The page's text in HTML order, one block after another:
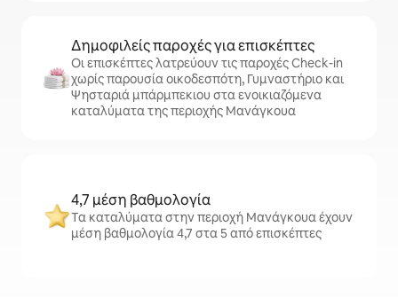
Δημοφιλείς παροχές για επισκέπτες
Οι επισκέπτες λατρεύουν τις παροχές Check-in
χωρίς παρουσία οικοδεσπότη, Γυμναστήριο και
Ψησταριά μπάρμπεκιου στα ενοικιαζόμενα
καταλύματα της περιοχής Μανάγκουα
4,7 μέση βαθμολογία
Τα καταλύματα στην περιοχή Μανάγκουα έχουν
μέση βαθμολογία 4,7 στα 5 από επισκέπτες